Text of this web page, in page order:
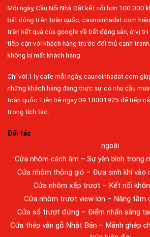
Mỗi ngày, Cầu Nối Nhà Đất kết nối hơn 100.000
bất động trên toàn quốc, caunoinhadat.com
trên kết quả của google về bất động sản, ở vị
tiếp cận với khách hàng trước đối thủ cạnh
không bị mất khách hàng.
Chỉ với 1 ly cafe mỗi ngày, caunoinhadat.com
những khách hàng đang thực sự có nhu cầu
toàn quốc. Liên hệ ngay 09.18001925 để tiếp
trong tích tắc.
Đối tác
Đa dạng màu sắc cửa nhôm – Tối ưu
Cửa nhôm chống gió mưa – Hiên ngang
Cửa nhôm cách âm – Sự yên bình trong
Cửa nhôm thông gió – Đưa sinh khí vào
Cửa nhôm xếp trượt – Kết nối
Cửa nhôm trượt view lớn – Nâng tầm
Cửa sổ trượt đứng – Điểm nhấn sáng
Cửa thép vân gỗ Nhật Bản – Mảnh ghép
trúc hiện đại